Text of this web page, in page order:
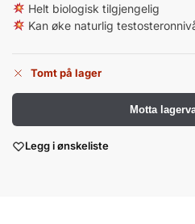
Helt biologisk tilgjengelig
Kan øke naturlig
Tomt på lager
Motta
Legg i ønskeliste